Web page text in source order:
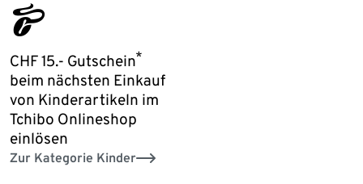
tchibo_logo
CHF 15.- Gutschein*
beim nächsten Einkauf
von Kinderartikeln im
Tchibo Onlineshop
einlösen
Zur Kategorie Kinder